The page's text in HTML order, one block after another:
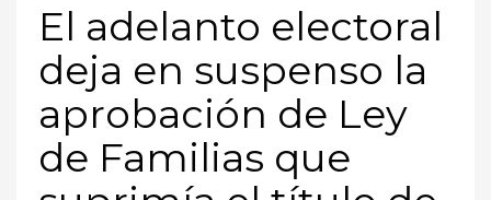
El adelanto electoral
deja en suspenso la
aprobación de Ley
de Familias que